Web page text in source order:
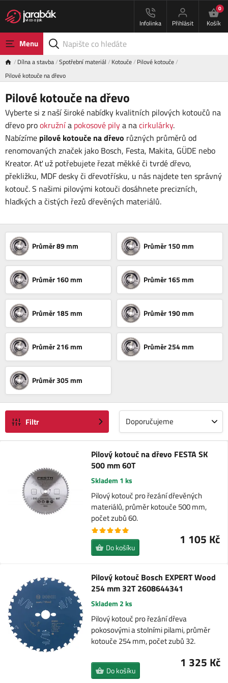
Infolinka Přihlásit
0
Košík
Menu
Dílna a stavba Spotřební materiál Kotouče Pilové kotouče
Pilové kotouče na dřevo
Pilové kotouče na dřevo
Vyberte si z naší široké nabídky kvalitních pilových kotoučů na
dřevo prookružnía pokosové pilya nacirkulárky.
Nabízíme pilové kotouče na dřevo různých průměrů od
renomovaných značek jako Bosch, Festa, Makita, GÜDE nebo
Kreator. Ať už potřebujete řezat měkké či tvrdé dřevo,
překližku, MDF desky či dřevotřísku, u nás najdete ten správný
kotouč. S našimi pilovými kotouči dosáhnete precizních,
hladkých a čistých řezů dřevěných materiálů.
Průměr 89 mm Průměr 150 mm
Průměr 160 mm Průměr 165 mm
Průměr 185 mm Průměr 190 mm
Průměr 216 mm Průměr 254 mm
Průměr 305 mm
Filtr Doporučujeme
Pilový kotouč na dřevo FESTA SK
500 mm 60T
Skladem 1 ks
Pilový kotouč pro řezání dřevěných
materiálů, průměr kotouče 500 mm,
počet zubů 60.
1 105 Kč
Do košíku
Pilový kotouč Bosch EXPERT Wood
254 mm 32T 2608644341
Skladem 2 ks
Pilový kotouč pro řezání dřeva
pokosovými a stolními pilami, průměr
kotouče 254 mm, počet zubů 32.
1 325 Kč
Do košíku